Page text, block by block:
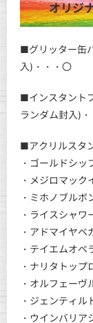
オリジ
■グリッター缶
入)・・・〇
■インスタント
ランダム封入)
■アクリルスタ
・ゴールドシ
・メジロマック
・ミホノブル
・ライスシャ
・アドマイヤ
・テイエムオペ
・ナリタトップ
・オルフェー
・ジェンティル
・ウインバリア